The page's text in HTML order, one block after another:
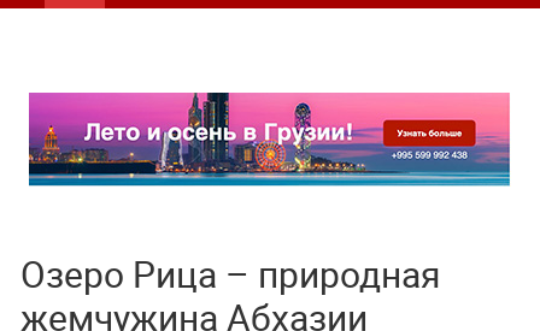
Озеро Рица – природная
жемчужина Абхазии